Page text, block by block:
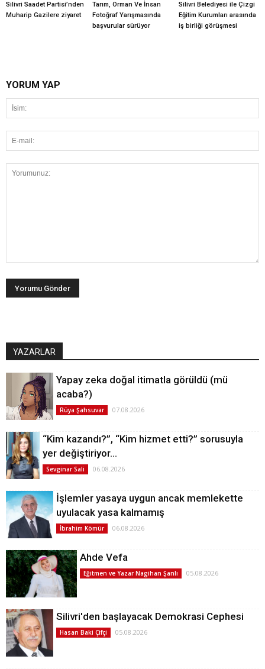
Silivri Saadet Partisi’nden
Muharip Gazilere ziyaret
Tarım, Orman Ve İnsan
Fotoğraf Yarışmasında
başvurular sürüyor
Silivri Belediyesi ile Çizgi
Eğitim Kurumları arasında
iş birliği görüşmesi
YORUM YAP
YAZARLAR
Yapay zeka doğal itimatla görüldü (mü
acaba?)
Rüya Şahsuvar 07.08.2026
“Kim kazandı?”, “Kim hizmet etti?” sorusuyla
yer değiştiriyor…
Sevginar Sali 06.08.2026
İşlemler yasaya uygun ancak memlekette
uyulacak yasa kalmamış
İbrahim Kömür 06.08.2026
Ahde Vefa
Eğitmen ve Yazar Nagihan Şanlı 05.08.2026
Silivri'den başlayacak Demokrasi Cephesi
Hasan Baki Çifçi 05.08.2026